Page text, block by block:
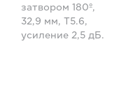
затвором 180º,
32,9 мм, T5.6,
усиление 2,5 дБ.